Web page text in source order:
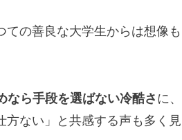
の善良な大学生からは想像も
なら手段を選ばない冷酷さ に、
方ない」と共感する声も多く見